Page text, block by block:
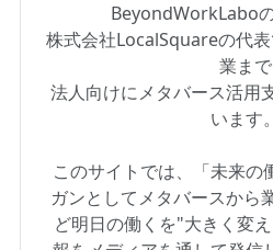
BeyondWorkLaboの
株式会社LocalSquareの代
業まで
法人向けにメタバース活用
います。
このサイトでは、「未来の
ガンとしてメタバースから
ど明日の働くを"大きく変